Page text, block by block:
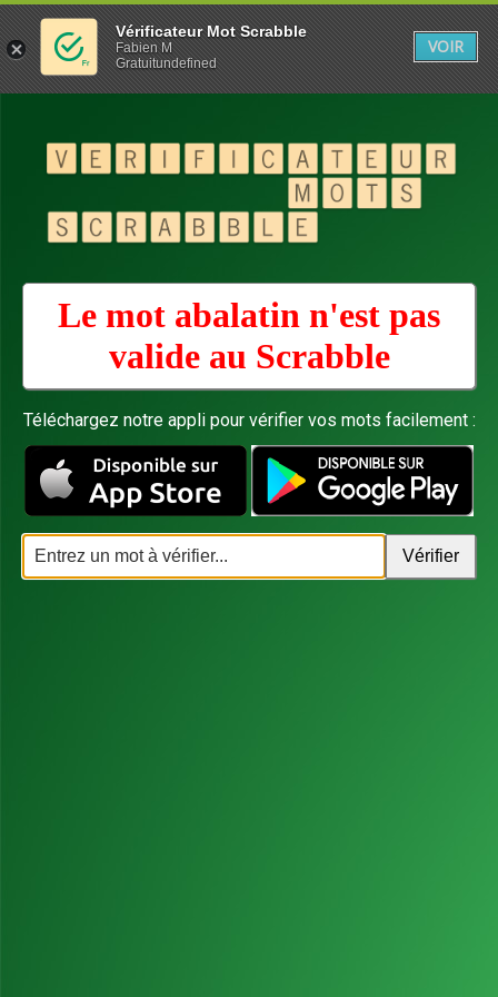
Le mot abalatin n'est pas
valide au Scrabble
Téléchargez notre appli pour vérifier vos mots facilement :
Vérificateur Mot Scrabble
Fabien M
Gratuitundefined
VOIR